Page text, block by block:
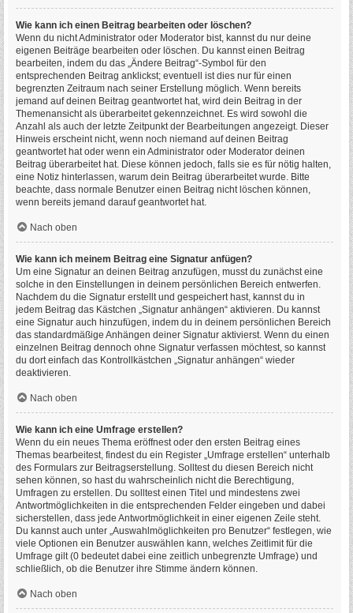
Wie kann ich einen Beitrag bearbeiten oder löschen?
Wenn du nicht Administrator oder Moderator bist, kannst du nur deine
eigenen Beiträge bearbeiten oder löschen. Du kannst einen Beitrag
bearbeiten, indem du das „Ändere Beitrag“-Symbol für den
entsprechenden Beitrag anklickst; eventuell ist dies nur für einen
begrenzten Zeitraum nach seiner Erstellung möglich. Wenn bereits
jemand auf deinen Beitrag geantwortet hat, wird dein Beitrag in der
Themenansicht als überarbeitet gekennzeichnet. Es wird sowohl die
Anzahl als auch der letzte Zeitpunkt der Bearbeitungen angezeigt. Dieser
Hinweis erscheint nicht, wenn noch niemand auf deinen Beitrag
geantwortet hat oder wenn ein Administrator oder Moderator deinen
Beitrag überarbeitet hat. Diese können jedoch, falls sie es für nötig halten,
eine Notiz hinterlassen, warum dein Beitrag überarbeitet wurde. Bitte
beachte, dass normale Benutzer einen Beitrag nicht löschen können,
wenn bereits jemand darauf geantwortet hat.
Nach oben
Wie kann ich meinem Beitrag eine Signatur anfügen?
Um eine Signatur an deinen Beitrag anzufügen, musst du zunächst eine
solche in den Einstellungen in deinem persönlichen Bereich entwerfen.
Nachdem du die Signatur erstellt und gespeichert hast, kannst du in
jedem Beitrag das Kästchen „Signatur anhängen“ aktivieren. Du kannst
eine Signatur auch hinzufügen, indem du in deinem persönlichen Bereich
das standardmäßige Anhängen deiner Signatur aktivierst. Wenn du einen
einzelnen Beitrag dennoch ohne Signatur verfassen möchtest, so kannst
du dort einfach das Kontrollkästchen „Signatur anhängen“ wieder
deaktivieren.
Nach oben
Wie kann ich eine Umfrage erstellen?
Wenn du ein neues Thema eröffnest oder den ersten Beitrag eines
Themas bearbeitest, findest du ein Register „Umfrage erstellen“ unterhalb
des Formulars zur Beitragserstellung. Solltest du diesen Bereich nicht
sehen können, so hast du wahrscheinlich nicht die Berechtigung,
Umfragen zu erstellen. Du solltest einen Titel und mindestens zwei
Antwortmöglichkeiten in die entsprechenden Felder eingeben und dabei
sicherstellen, dass jede Antwortmöglichkeit in einer eigenen Zeile steht.
Du kannst auch unter „Auswahlmöglichkeiten pro Benutzer“ festlegen, wie
viele Optionen ein Benutzer auswählen kann, welches Zeitlimit für die
Umfrage gilt (0 bedeutet dabei eine zeitlich unbegrenzte Umfrage) und
schließlich, ob die Benutzer ihre Stimme ändern können.
Nach oben